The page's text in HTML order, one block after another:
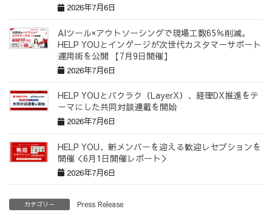
2026年7月6日
AIツール×アウトソーシングで現場工数65％削減。
HELP YOUとインゲージが次世代カスタマーサポート
運用術を公開 【7月9日開催】
2026年7月6日
HELP YOUとバクラク（LayerX）、経理DX推進をテ
ーマにした共同対談連載を開始
2026年7月6日
HELP YOU、新メンバーを迎える歓迎レセプションを
開催＜6月1日開催レポート＞
2026年7月6日
カテゴリー Press Release